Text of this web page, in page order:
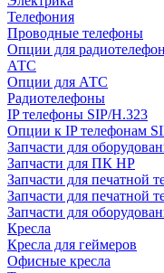
Телефония
Проводные телефоны
Опции для
АТС
Опции для АТС
Радиотелефоны
IP телефоны SIP/H.323
Опции к IP телефонам
Запчасти для
Запчасти для ПК HP
Запчасти для печатной
Запчасти для печатной
Запчасти для
Кресла
Кресла для геймеров
Офисные кресла